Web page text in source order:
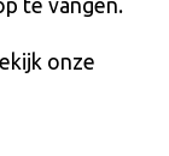
te vangen.
onze